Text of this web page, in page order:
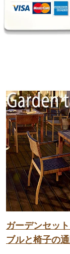
ガーデンセッ
ブルと椅子の